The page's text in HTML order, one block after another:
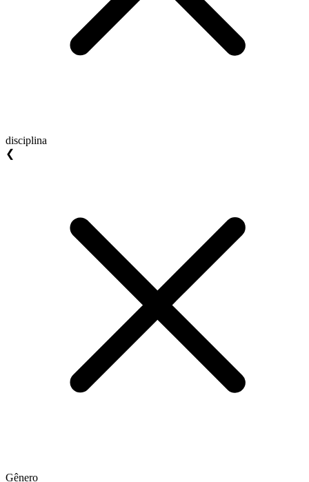
disciplina
❮
Gênero